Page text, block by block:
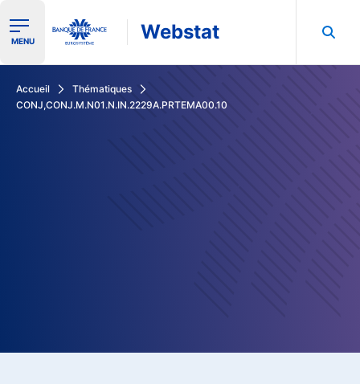
Ouvrir le menu de navigation
MENU Webstat
Accueil
Thématiques
CONJ,CONJ.M.N01.N.IN.2229A.PRTEMA00.10